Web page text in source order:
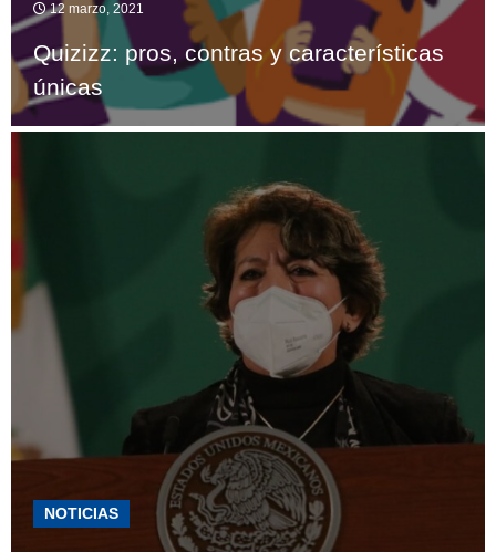
12 marzo, 2021
Quizizz: pros, contras y características
únicas
NOTICIAS